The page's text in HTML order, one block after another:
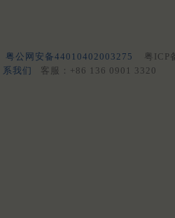
粤公网安备44010402003275 粤ICP
系我们
客服：+86 136 0901 3320